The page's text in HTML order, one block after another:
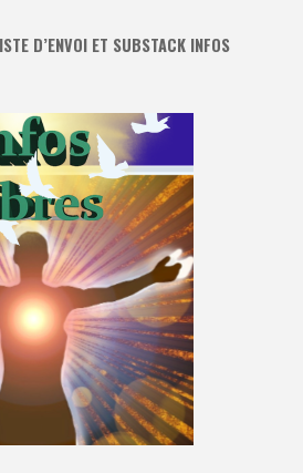
D’ENVOI ET SUBSTACK INFOS